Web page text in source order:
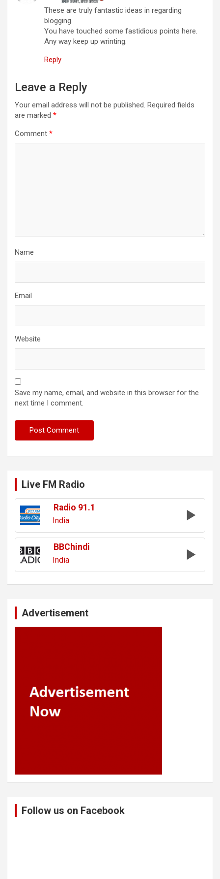
These are truly fantastic ideas in regarding
blogging.
You have touched some fastidious points here.
Any way keep up wrinting.
Reply
Leave a Reply
Your email address will not be published. Required fields
are marked *
Comment *
Name
Email
Website
Save my name, email, and website in this browser for the
next time I comment.
Live FM Radio
Radio 91.1
India
BBChindi
India
Advertisement
Follow us on Facebook